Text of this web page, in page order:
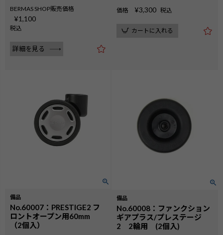
BERMAS SHOP販売価格
¥1,100
税込
詳細を見る
価格 ¥3,300 税込
カートに入れる
備品
No.60007：PRESTIGE2 フ
ロントオープン用60mm
（2個入）
備品
No.60008：ファンクション
ギアプラス/プレステージ
2 2輪用 (2個入)